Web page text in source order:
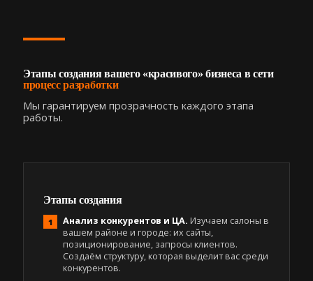
Этапы создания вашего «красивого» бизнеса в сети
процесс разработки
Мы гарантируем прозрачность каждого этапа
работы.
Этапы создания
Анализ конкурентов и ЦА. Изучаем салоны в
вашем районе и городе: их сайты,
позиционирование, запросы клиентов.
Создаём структуру, которая выделит вас среди
конкурентов.